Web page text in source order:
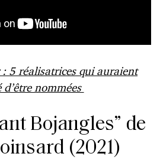
: 5 réalisatrices qui auraient
nommées
Bojangles” de
(2021)